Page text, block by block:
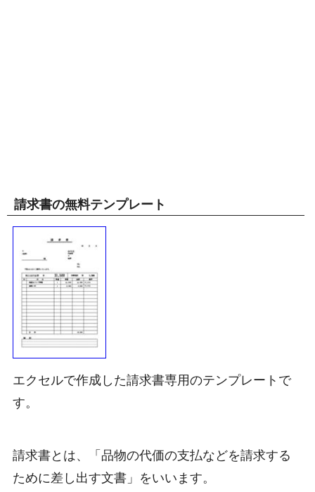
請求書の無料テンプレート
エクセルで作成した請求書専用のテンプレートで
す。
請求書とは、
品物の代価の支払などを請求する
ために差し出す文書
をいいます。